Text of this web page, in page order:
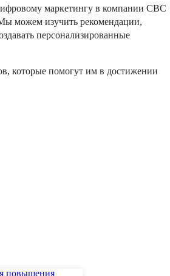
маркетингу в компании CBC
можем изучить рекомендации,
персонализированные
которые помогут им в достижении